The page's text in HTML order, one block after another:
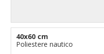
40x60 cm
Poliestere nautico